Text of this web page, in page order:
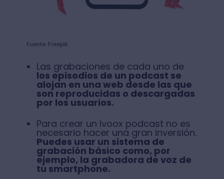
Fuente: Freepik
Las grabaciones de cada uno de
los episodios de un podcast se
alojan en una web desde las que
son reproducidas o descargadas
por los usuarios.
Para crear un Ivoox podcast no es
necesario hacer una gran inversión.
Puedes usar un sistema de
grabación básico como, por
ejemplo, la grabadora de voz de
tu smartphone.